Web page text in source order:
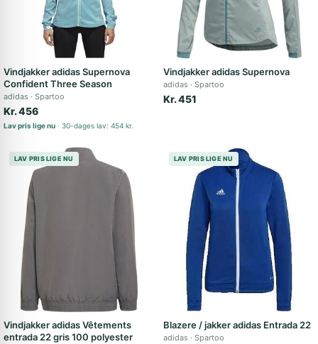
Vindjakker adidas Supernova
Confident Three Season
adidas Spartoo
Kr. 456
Lav pris lige nu 30-dages lav: 454 kr.
Vindjakker adidas Supernova
adidas Spartoo
Kr. 451
LAV PRIS LIGE NU
Vindjakker adidas Vêtements
entrada 22 gris 100 polyester
LAV PRIS LIGE NU
Blazere / jakker adidas Entrada 22
adidas Spartoo